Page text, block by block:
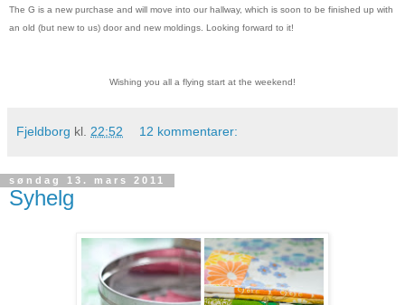
The G is a new purchase and will move into our hallway, which is soon to be finished up with
an old (but new to us) door and new moldings. Looking forward to it!
Wishing you all a flying start at the weekend!
Fjeldborg kl. 22:52 12 kommentarer:
søndag 13. mars 2011
Syhelg